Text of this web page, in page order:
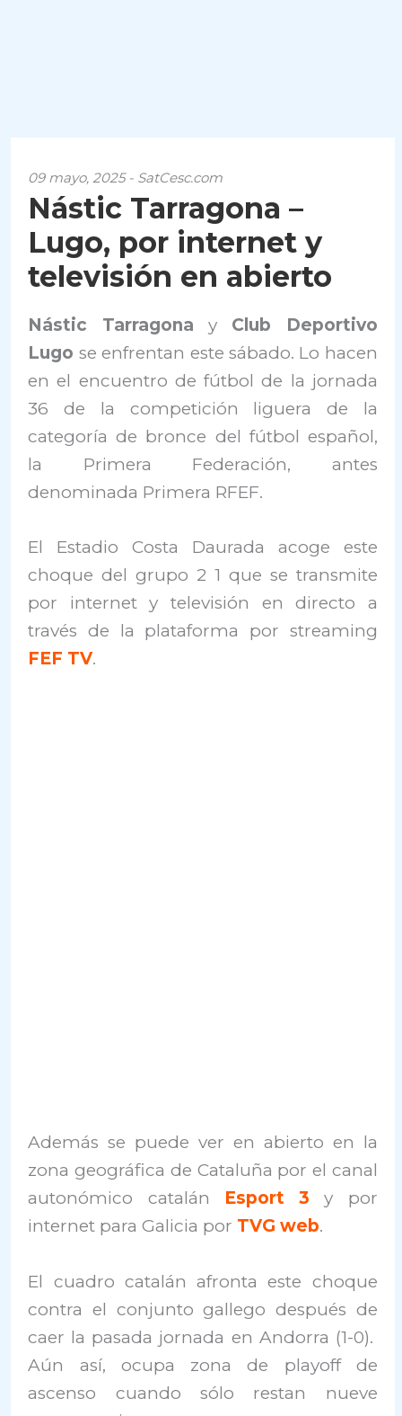
09 mayo, 2025 - SatCesc.com
Nástic Tarragona –
Lugo, por internet y
televisión en abierto
Nástic Tarragona y Club Deportivo
Lugo se enfrentan este sábado. Lo hacen
en el encuentro de fútbol de la jornada
36 de la competición liguera de la
categoría de bronce del fútbol español,
la Primera Federación, antes
denominada Primera RFEF.
El Estadio Costa Daurada acoge este
choque del grupo 2 1 que se transmite
por internet y televisión en directo a
través de la plataforma por streaming
FEF TV.
Además se puede ver en abierto en la
zona geográfica de Cataluña por el canal
autonómico catalán Esport 3 y por
internet para Galicia por TVG web.
El cuadro catalán afronta este choque
contra el conjunto gallego después de
caer la pasada jornada en Andorra (1-0).
Aún así, ocupa zona de playoff de
ascenso cuando sólo restan nueve